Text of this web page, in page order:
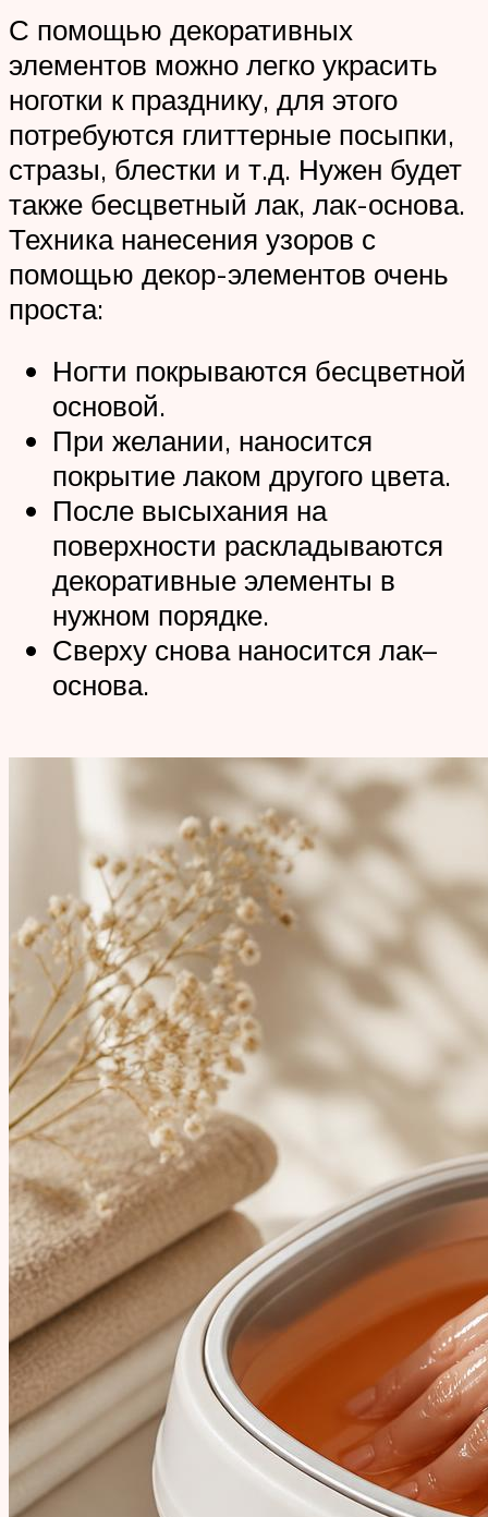
С помощью декоративных
элементов можно легко украсить
ноготки к празднику, для этого
потребуются глиттерные посыпки,
стразы, блестки и т.д. Нужен будет
также бесцветный лак, лак-основа.
Техника нанесения узоров с
помощью декор-элементов очень
проста:
Ногти покрываются бесцветной
основой.
При желании, наносится
покрытие лаком другого цвета.
После высыхания на
поверхности раскладываются
декоративные элементы в
нужном порядке.
Сверху снова наносится лак–
основа.